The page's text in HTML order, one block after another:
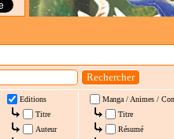
Editions
Titre
Auteur
Manga / Animes /
Titre
Résumé